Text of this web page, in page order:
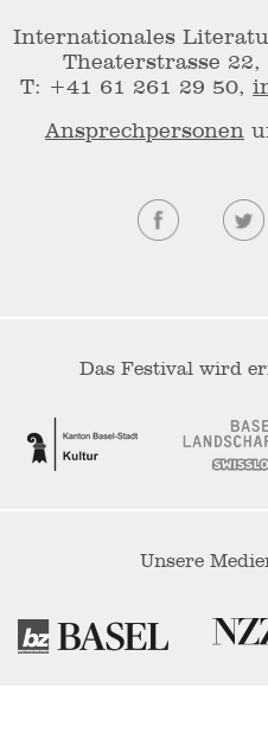
Internationales
Theaterstrasse 22,
T: +41 61 261 29 50,
Ansprechpersonen
Das Festival wird
Unsere